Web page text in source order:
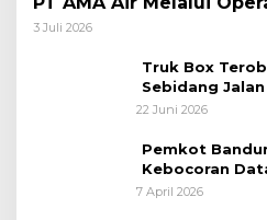
Taktis
3 Juli 2026
Truk Box
Sebidang
Jalan Stasiun
22 Juni 2026
Pemkot
Kebocoran
Server
7 April 2026